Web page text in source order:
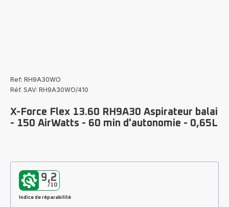
Ref: RH9A30WO
Réf. SAV: RH9A30WO/410
X-Force Flex 13.60 RH9A30 Aspirateur balai
- 150 AirWatts - 60 min d'autonomie - 0,65L
9,2
/10
Indice de réparabilité